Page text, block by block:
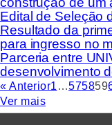
Edital de Seleção
Resultado da
para ingresso no
Parceria entre
desenvolvimento
« Anterior1 …575859
Ver mais